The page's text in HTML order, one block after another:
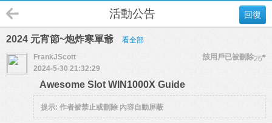
回復
活動公告
2024 元宵節~炮炸寒單爺 看全部
26#
FrankJScott
該用戶已被刪除
2024-5-30 21:32:29
Awesome Slot WIN1000X Guide
提示: 作者被禁止或刪除 內容自動屏蔽